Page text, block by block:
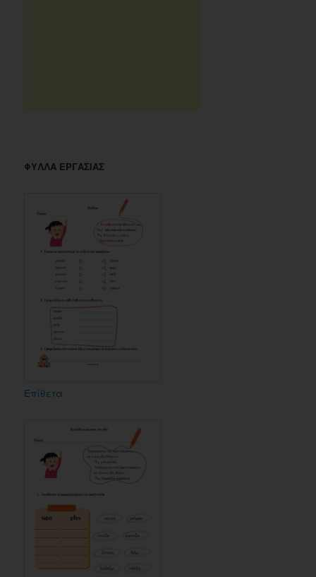
ΦΥΛΛΑ ΕΡΓΑΣΙΑΣ
Επίθετα